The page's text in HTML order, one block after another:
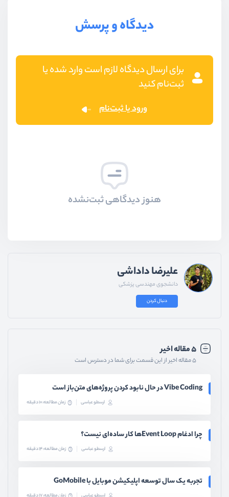
دیدگاه و پرسش
برای ارسال دیدگاه لازم است وارد شده یا
ثبت‌نام کنید
ورود یا ثبت‌نام
هنوز دیدگاهی ثبت‌نشده
علیرضا داداشی
دانشجوی مهندسی پزشکی
دنبال کردن
۵ مقاله اخیر
۵ مقاله اخیر از این قسمت برای شما در دسترس است
Vibe Coding در حال نابود کردن پروژه‌های متن‌باز است
ارسطو عباسی زمان مطالعه: 10 دقیقه
چرا ادغام Event Loopها کار ساده‌ای نیست؟
ارسطو عباسی زمان مطالعه: 14 دقیقه
تجربه یک سال توسعه اپلیکیشن موبایل با GoMobile